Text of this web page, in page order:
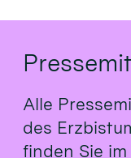
Alle
des
finden Sie im